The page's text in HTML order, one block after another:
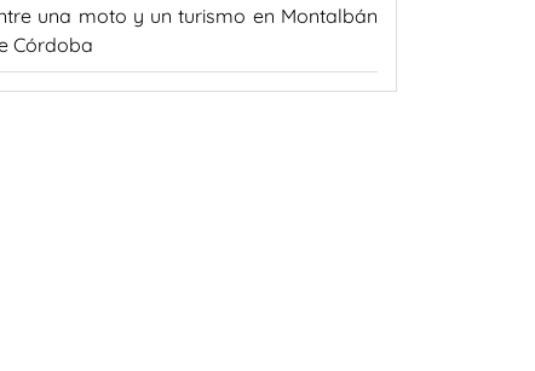
una moto y un turismo en Montalbán
Córdoba